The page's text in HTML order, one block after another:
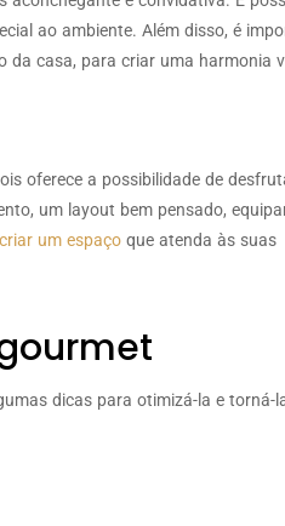
ao ambiente. Além disso, é
da casa, para criar uma harmonia
oferece a possibilidade de
um layout bem pensado,
criar um espaço que atenda às suas
dicas para otimizá-la e torná-